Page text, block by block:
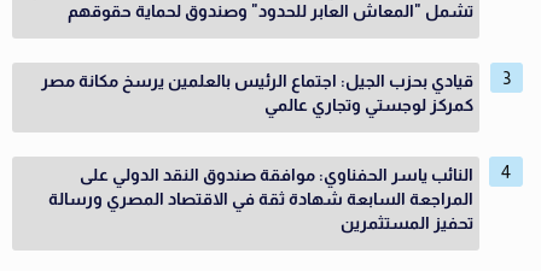
تشمل "المعاش العابر للحدود" وصندوق لحماية حقوقهم
قيادي بحزب الجيل: اجتماع الرئيس بالعلمين يرسخ مكانة مصر
كمركز لوجستي وتجاري عالمي
النائب ياسر الحفناوي: موافقة صندوق النقد الدولي على
المراجعة السابعة شهادة ثقة في الاقتصاد المصري ورسالة
تحفيز المستثمرين